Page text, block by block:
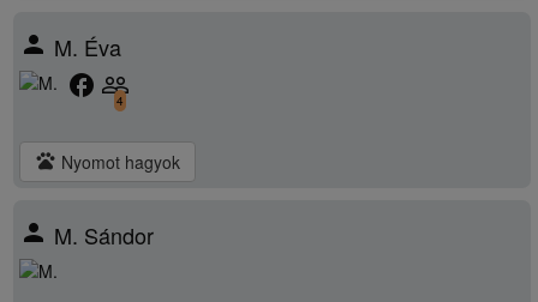
person M. Éva
facebook people_outline
4
pets Nyomot hagyok
person M. Sándor